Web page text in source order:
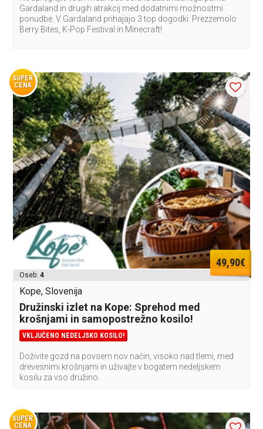
Gardaland in drugih atrakcij med dodatnimi možnostmi
ponudbe. V Gardaland prihajajo 3 top dogodki: Prezzemolo
Berry Bites, K-Pop Festival in Minecraft!
SUPER
CENA
49,90€
Oseb:4
Kope, Slovenija
Družinski izlet na Kope: Sprehod med
krošnjami in samopostrežno kosilo!
VKLJUČENO NEDELJSKO KOSILO!
Doživite gozd na povsem nov način, visoko nad tlemi, med
drevesnimi krošnjami in uživajte v bogatem nedeljskem
kosilu za vso družino.
SUPER
CENA